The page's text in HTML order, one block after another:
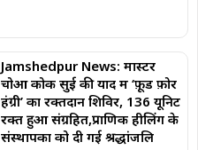
Jamshedpur News: मास्टर
चोआ कोक सुई की याद में ‘फ़ूड फ़ोर
हंग्री’ का रक्तदान शिविर, 136 यूनिट
रक्त हुआ संग्रहित,प्राणिक हीलिंग के
संस्थापकों को दी गई श्रद्धांजलि